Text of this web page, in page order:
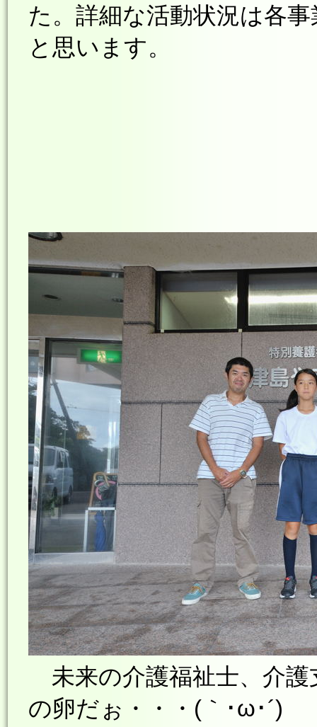
た。詳細な活動状況は各
と思います。
未来の介護福祉士、介護
の卵だぉ・・・(｀･ω･´)ゞ